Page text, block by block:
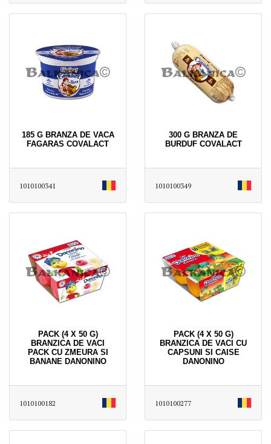
185 G BRANZA DE VACA
FAGARAS COVALACT
1010100341
300 G BRANZA DE
BURDUF COVALACT
1010100349
PACK (4 X 50 G)
BRANZICA DE VACI
PACK CU ZMEURA SI
BANANE DANONINO
1010100182
PACK (4 X 50 G)
BRANZICA DE VACI CU
CAPSUNI SI CAISE
DANONINO
1010100277